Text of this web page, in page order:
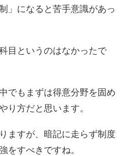
」になると苦手意識があっ
目というのはなかったで
でもまずは得意分野を固め
り方だと思います。
ますが、暗記に走らず制度
をすべきですね。